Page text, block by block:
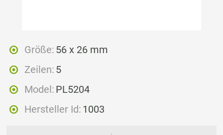
Größe: 56 x 26 mm
Zeilen: 5
Model: PL5204
Hersteller Id: 1003